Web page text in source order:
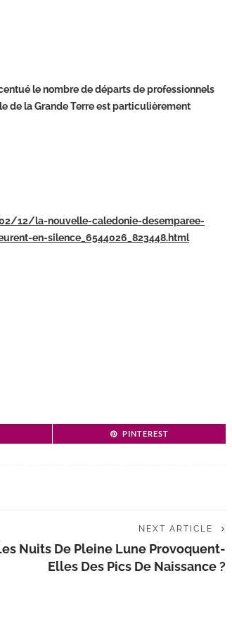
le nombre de départs de professionnels
de la Grande Terre est particulièrement
12/la-nouvelle-caledonie-desemparee-
en-silence_6544026_823448.html
PINTEREST
NEXT ARTICLE
Nuits De Pleine Lune Provoquent-
Elles Des Pics De Naissance ?